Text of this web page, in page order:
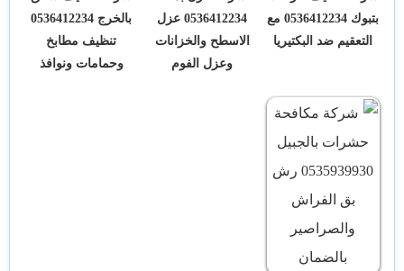
بتبوك 0536412234 مع
التعقيم ضد البكتيريا
0536412234 عزل
الاسطح والخزانات
وعزل الفوم
بالخرج 0536412234
تنظيف مطابخ
وحمامات ونوافذ